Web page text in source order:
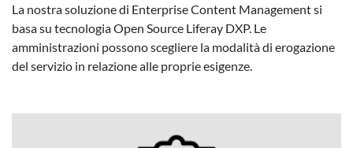
La nostra soluzione di Enterprise Content Management si
basa su tecnologia Open Source Liferay DXP. Le
amministrazioni possono scegliere la modalità di erogazione
del servizio in relazione alle proprie esigenze.